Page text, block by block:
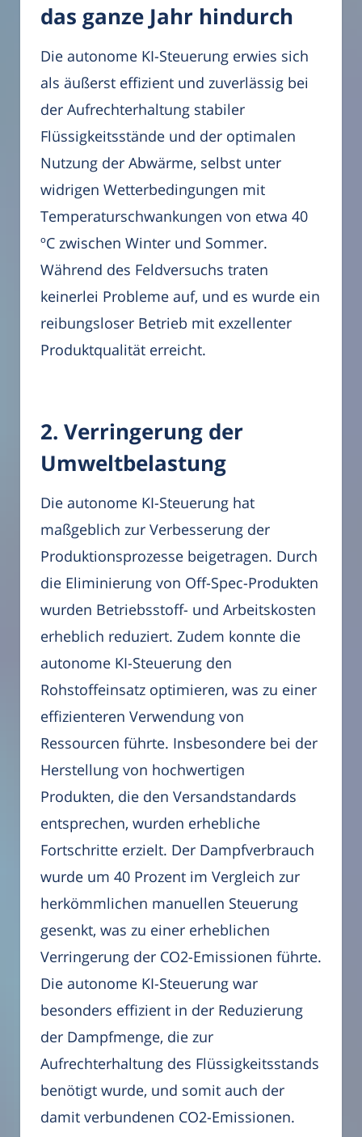
das ganze Jahr hindurch
Die autonome KI-Steuerung erwies sich
als äußerst effizient und zuverlässig bei
der Aufrechterhaltung stabiler
Flüssigkeitsstände und der optimalen
Nutzung der Abwärme, selbst unter
widrigen Wetterbedingungen mit
Temperaturschwankungen von etwa 40
ºC zwischen Winter und Sommer.
Während des Feldversuchs traten
keinerlei Probleme auf, und es wurde ein
reibungsloser Betrieb mit exzellenter
Produktqualität erreicht.
2. Verringerung der
Umweltbelastung
Die autonome KI-Steuerung hat
maßgeblich zur Verbesserung der
Produktionsprozesse beigetragen. Durch
die Eliminierung von Off-Spec-Produkten
wurden Betriebsstoff- und Arbeitskosten
erheblich reduziert. Zudem konnte die
autonome KI-Steuerung den
Rohstoffeinsatz optimieren, was zu einer
effizienteren Verwendung von
Ressourcen führte. Insbesondere bei der
Herstellung von hochwertigen
Produkten, die den Versandstandards
entsprechen, wurden erhebliche
Fortschritte erzielt. Der Dampfverbrauch
wurde um 40 Prozent im Vergleich zur
herkömmlichen manuellen Steuerung
gesenkt, was zu einer erheblichen
Verringerung der CO2-Emissionen führte.
Die autonome KI-Steuerung war
besonders effizient in der Reduzierung
der Dampfmenge, die zur
Aufrechterhaltung des Flüssigkeitsstands
benötigt wurde, und somit auch der
damit verbundenen CO2-Emissionen.